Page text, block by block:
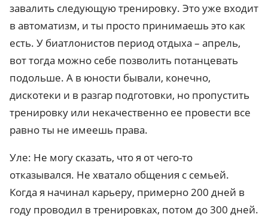
завалить следующую тренировку. Это уже входит
в автоматизм, и ты просто принимаешь это как
есть. У биатлонистов период отдыха – апрель,
вот тогда можно себе позволить потанцевать
подольше. А в юности бывали, конечно,
дискотеки и в разгар подготовки, но пропустить
тренировку или некачественно ее провести все
равно ты не имеешь права.
Уле: Не могу сказать, что я от чего-то
отказывался. Не хватало общения с семьей.
Когда я начинал карьеру, примерно 200 дней в
году проводил в тренировках, потом до 300 дней.